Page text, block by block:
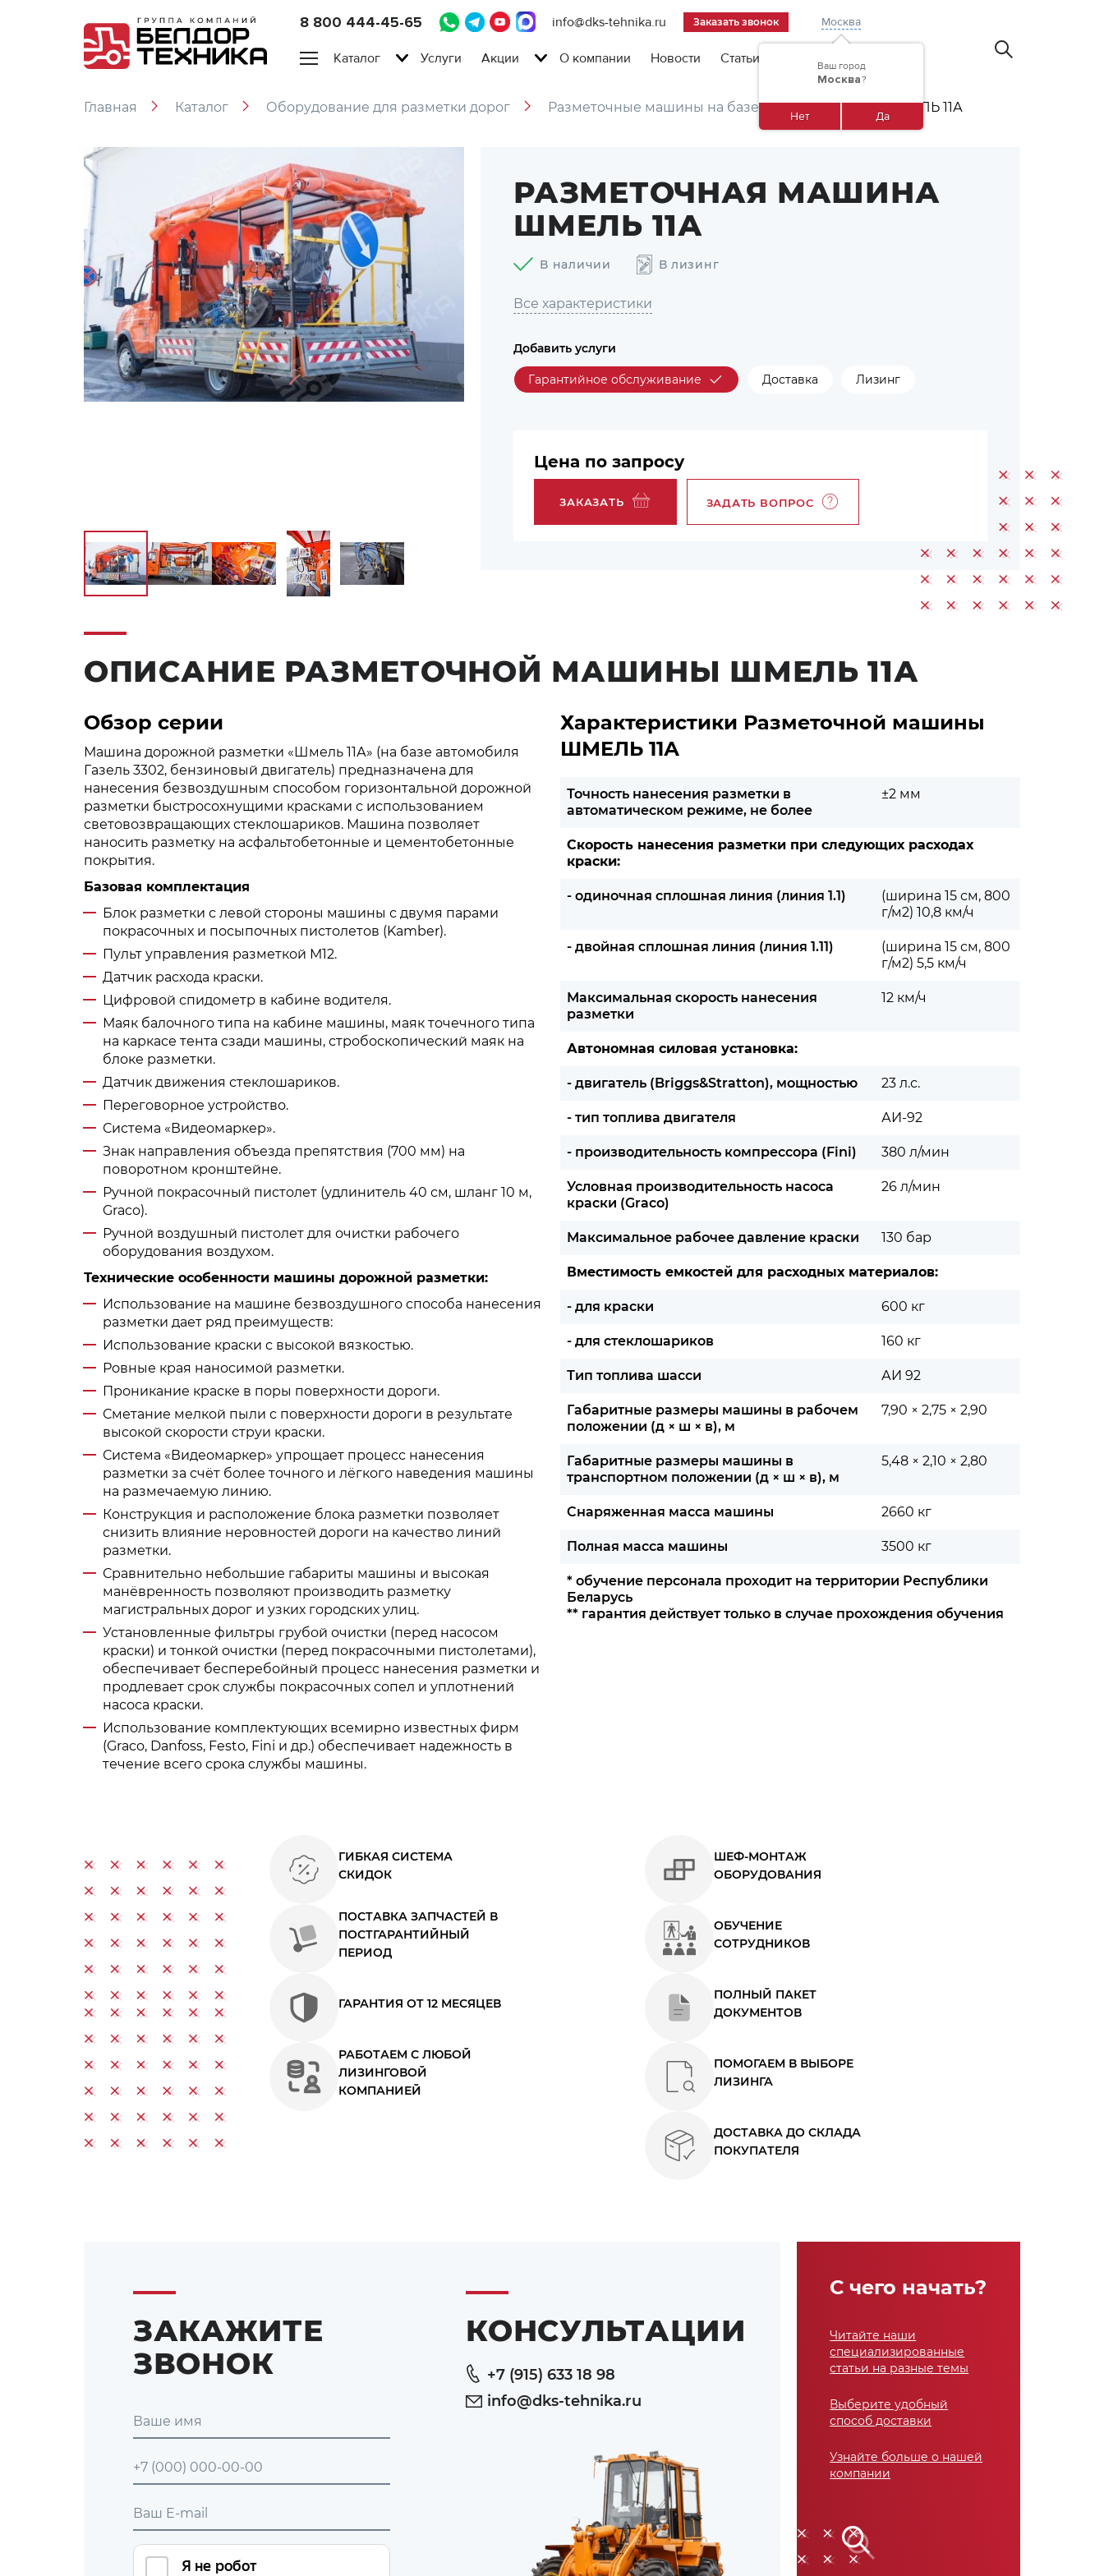
8 800 444-45-65 info@dks-tehnika.ru Заказать звонок Москва
Ваш город
Москва?
Нет Да
Каталог Услуги Акции О компании Новости Статьи Контакты
Главная Каталог Оборудование для разметки дорог Разметочные машины на базе автомобиля ШМЕЛЬ 11А
РАЗМЕТОЧНАЯ МАШИНА
ШМЕЛЬ 11А
В наличии В лизинг
Все характеристики
Добавить услуги
Гарантийное обслуживание Доставка Лизинг
Цена по запросу
ЗАКАЗАТЬ ЗАДАТЬ ВОПРОС
ОПИСАНИЕ РАЗМЕТОЧНОЙ МАШИНЫ ШМЕЛЬ 11А
Обзор серии
Машина дорожной разметки «Шмель 11А» (на базе автомобиля
Газель 3302, бензиновый двигатель) предназначена для
нанесения безвоздушным способом горизонтальной дорожной
разметки быстросохнущими красками с использованием
световозвращающих стеклошариков. Машина позволяет
наносить разметку на асфальтобетонные и цементобетонные
покрытия.
Базовая комплектация
Блок разметки с левой стороны машины с двумя парами
покрасочных и посыпочных пистолетов (Kamber).
Пульт управления разметкой М12.
Датчик расхода краски.
Цифровой спидометр в кабине водителя.
Маяк балочного типа на кабине машины, маяк точечного типа
на каркасе тента сзади машины, стробоскопический маяк на
блоке разметки.
Датчик движения стеклошариков.
Переговорное устройство.
Система «Видеомаркер».
Знак направления объезда препятствия (700 мм) на
поворотном кронштейне.
Ручной покрасочный пистолет (удлинитель 40 см, шланг 10 м,
Graco).
Ручной воздушный пистолет для очистки рабочего
оборудования воздухом.
Технические особенности машины дорожной разметки:
Использование на машине безвоздушного способа нанесения
разметки дает ряд преимуществ:
Использование краски с высокой вязкостью.
Ровные края наносимой разметки.
Проникание краске в поры поверхности дороги.
Сметание мелкой пыли с поверхности дороги в результате
высокой скорости струи краски.
Система «Видеомаркер» упрощает процесс нанесения
разметки за счёт более точного и лёгкого наведения машины
на размечаемую линию.
Конструкция и расположение блока разметки позволяет
снизить влияние неровностей дороги на качество линий
разметки.
Сравнительно небольшие габариты машины и высокая
манёвренность позволяют производить разметку
магистральных дорог и узких городских улиц.
Установленные фильтры грубой очистки (перед насосом
краски) и тонкой очистки (перед покрасочными пистолетами),
обеспечивает бесперебойный процесс нанесения разметки и
продлевает срок службы покрасочных сопел и уплотнений
насоса краски.
Использование комплектующих всемирно известных фирм
(Graco, Danfoss, Festo, Fini и др.) обеспечивает надежность в
течение всего срока службы машины.
Характеристики Разметочной машины
ШМЕЛЬ 11А
Точность нанесения разметки в
автоматическом режиме, не более
±2 мм
Скорость нанесения разметки при следующих расходах
краски:
- одиночная сплошная линия (линия 1.1)
(ширина 15 см, 800
г/м2) 10,8 км/ч
- двойная сплошная линия (линия 1.11)
(ширина 15 см, 800
г/м2) 5,5 км/ч
Максимальная скорость нанесения
разметки
12 км/ч
Автономная силовая установка:
- двигатель (Briggs&Stratton), мощностью 23 л.с.
- тип топлива двигателя АИ-92
- производительность компрессора (Fini) 380 л/мин
Условная производительность насоса
краски (Graco)
26 л/мин
Максимальное рабочее давление краски 130 бар
Вместимость емкостей для расходных материалов:
- для краски 600 кг
- для стеклошариков 160 кг
Тип топлива шасси АИ 92
Габаритные размеры машины в рабочем
положении (д × ш × в), м
7,90 × 2,75 × 2,90
Габаритные размеры машины в
транспортном положении (д × ш × в), м
5,48 × 2,10 × 2,80
Снаряженная масса машины 2660 кг
Полная масса машины 3500 кг
* обучение персонала проходит на территории Республики
Беларусь
** гарантия действует только в случае прохождения обучения
ГИБКАЯ СИСТЕМА
СКИДОК
ШЕФ-МОНТАЖ
ОБОРУДОВАНИЯ
ПОСТАВКА ЗАПЧАСТЕЙ В
ПОСТГАРАНТИЙНЫЙ
ПЕРИОД
ОБУЧЕНИЕ
СОТРУДНИКОВ
ГАРАНТИЯ ОТ 12 МЕСЯЦЕВ
ПОЛНЫЙ ПАКЕТ
ДОКУМЕНТОВ
РАБОТАЕМ С ЛЮБОЙ
ЛИЗИНГОВОЙ
КОМПАНИЕЙ
ПОМОГАЕМ В ВЫБОРЕ
ЛИЗИНГА
ДОСТАВКА ДО СКЛАДА
ПОКУПАТЕЛЯ
ЗАКАЖИТЕ
ЗВОНОК
КОНСУЛЬТАЦИИ
+7 (915) 633 18 98
info@dks-tehnika.ru
С чего начать?
Читайте наши
специализированные
статьи на разные темы
Выберите удобный
способ доставки
Узнайте больше о нашей
компании